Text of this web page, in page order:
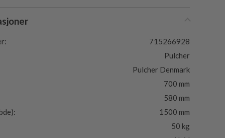
715266928
Pulcher
Pulcher Denmark
700 mm
580 mm
1500 mm
50 kg